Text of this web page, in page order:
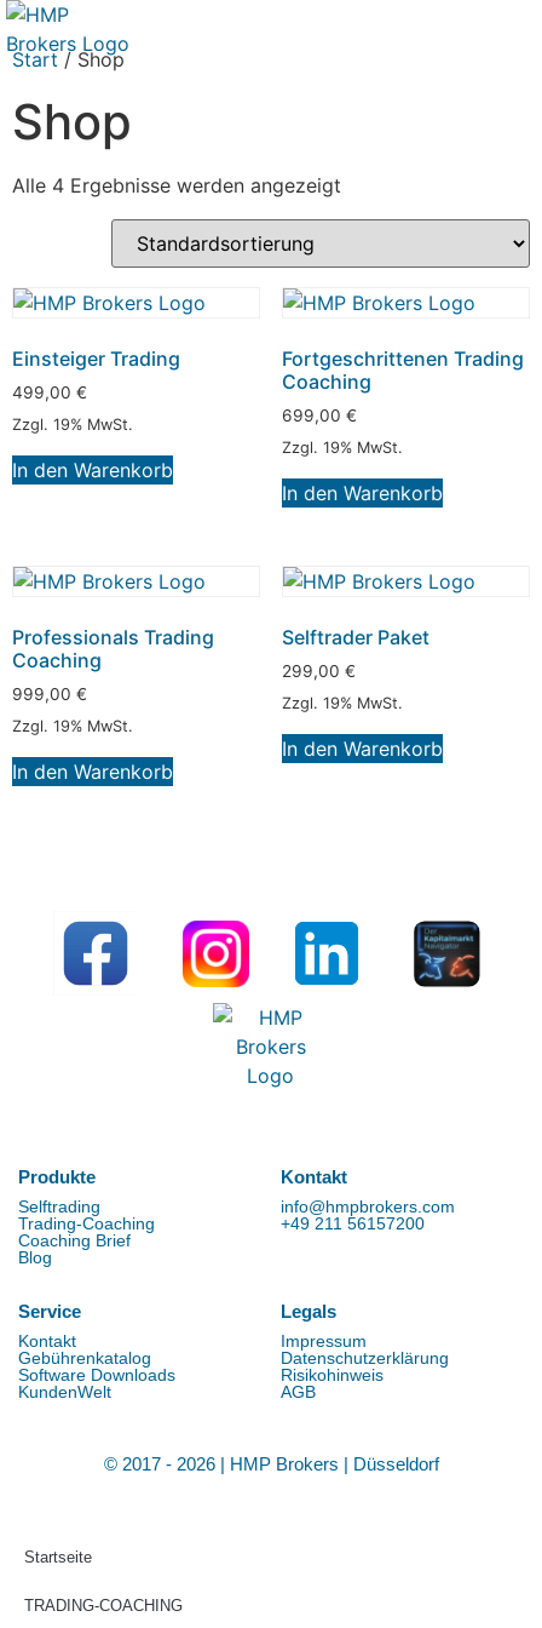
Start / Shop
Shop
Alle 4 Ergebnisse werden angezeigt
Einsteiger Trading
499,00 €
Zzgl. 19% MwSt.
In den Warenkorb
Fortgeschrittenen Trading
Coaching
699,00 €
Zzgl. 19% MwSt.
In den Warenkorb
Professionals Trading
Coaching
999,00 €
Zzgl. 19% MwSt.
In den Warenkorb
Selftrader Paket
299,00 €
Zzgl. 19% MwSt.
In den Warenkorb
Produkte
Selftrading
Trading-Coaching
Coaching Brief
Blog
Service
Kontakt
Gebührenkatalog
Software Downloads
KundenWelt
Legals
Impressum
Datenschutzerklärung
Risikohinweis
AGB
Kontakt
info@hmpbrokers.com
+49 211 56157200
© 2017 - 2026 | HMP Brokers | Düsseldorf
Startseite
TRADING-COACHING